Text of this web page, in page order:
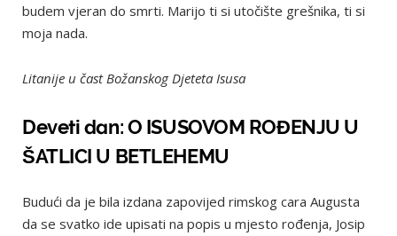
budem vjeran do smrti. Marijo ti si utočište grešnika, ti si
moja nada.
Litanije u čast Božanskog Djeteta Isusa
Deveti dan: O ISUSOVOM ROĐENJU U
ŠATLICI U BETLEHEMU
Budući da je bila izdana zapovijed rimskog cara Augusta
da se svatko ide upisati na popis u mjesto rođenja, Josip